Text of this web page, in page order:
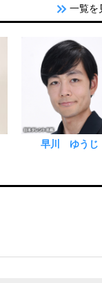
一覧を
早川 ゆうじ